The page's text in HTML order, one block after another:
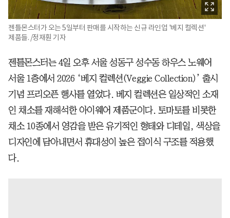
젠틀몬스터가 오는 5일부터 판매를 시작하는 신규 라인업 '베지 컬렉션'
제품들. /정재훤 기자
젠틀몬스터는 4일 오후 서울 성동구 성수동 하우스 노웨어
서울 1층에서 2026 ‘베지 컬렉션(Veggie Collection)’ 출시
기념 프리오픈 행사를 열었다. 베지 컬렉션은 일상적인 소재
인 채소를 재해석한 아이웨어 제품군이다. 토마토를 비롯한
채소 10종에서 영감을 받은 유기적인 형태와 디테일, 색상을
디자인에 담아내면서 휴대성이 높은 접이식 구조를 적용했
다.